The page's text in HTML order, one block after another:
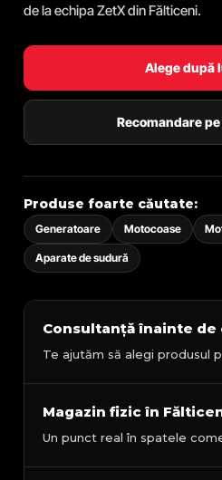
de la echipa ZetX din Fălticeni.
Alege după
Recomandare
Produse foarte căutate:
Generatoare Motocoase
Aparate de sudură
Consultanță înainte de
Te ajutăm să alegi produsul
Magazin fizic în
Un punct real în spatele